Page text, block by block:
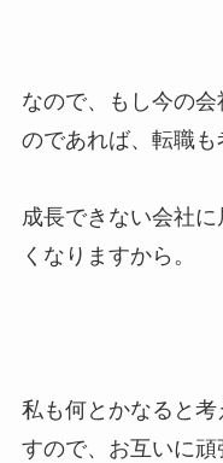
なので、もし今の
のであれば、転職も
成長できない会社
くなりますから。
私も何とかなると
すので、お互いに頑